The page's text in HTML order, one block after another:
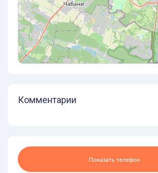
Комментарии
Показать телефон